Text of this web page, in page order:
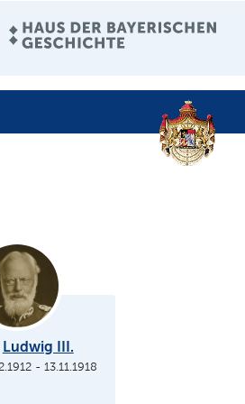
Ludwig III.
-13.11.1918